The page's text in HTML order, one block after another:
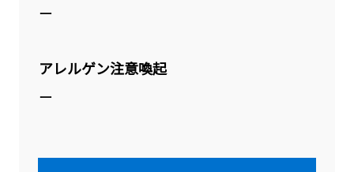
ー
アレルゲン注意喚起
ー